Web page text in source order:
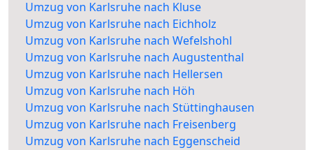
Umzug von Karlsruhe nach Kluse
Umzug von Karlsruhe nach Eichholz
Umzug von Karlsruhe nach Wefelshohl
Umzug von Karlsruhe nach Augustenthal
Umzug von Karlsruhe nach Hellersen
Umzug von Karlsruhe nach Höh
Umzug von Karlsruhe nach Stüttinghausen
Umzug von Karlsruhe nach Freisenberg
Umzug von Karlsruhe nach Eggenscheid